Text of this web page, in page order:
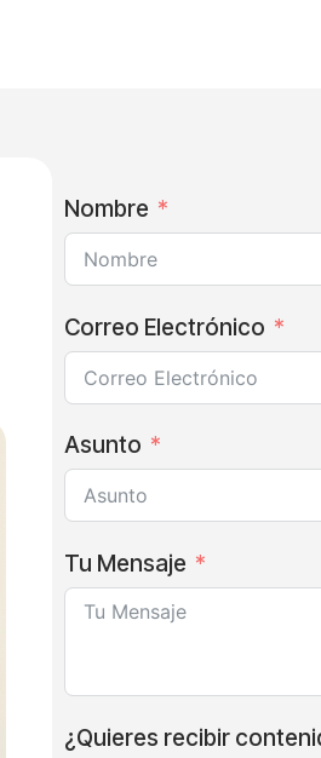
Nombre
Correo Electrónico
Asunto
Tu Mensaje
¿Quieres recibir